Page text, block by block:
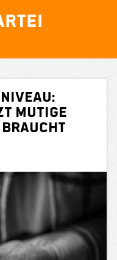
mutige
braucht